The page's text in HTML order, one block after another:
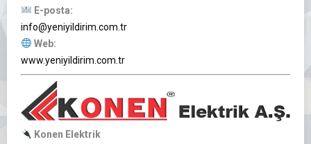
E-posta:
info@yeniyildirim.com.tr
Web:
www.yeniyildirim.com.tr
Konen Elektrik